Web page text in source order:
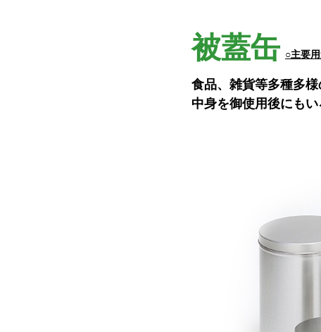
被蓋缶 ○主要
食品、雑貨等多種多
中身を御使用後にも